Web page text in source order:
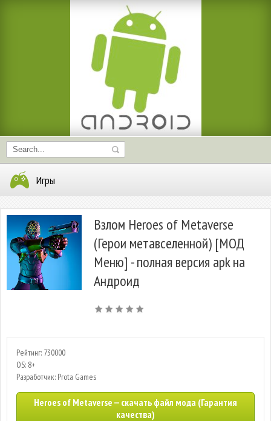
Игры
Взлом Heroes of Metaverse
(Герои метавселенной) [МОД
Меню] - полная версия apk на
Андроид
Рейтинг: 730000
OS: 8+
Разработчик: Prota Games
Heroes of Metaverse — скачать файл мода (Гарантия
качества)